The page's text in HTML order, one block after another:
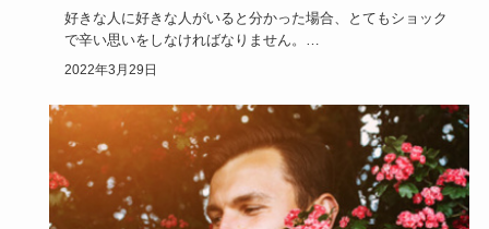
好きな人に好きな人がいると分かった場合、とてもショック
で辛い思いをしなければなりません。
諦めて次の恋を探す前に「当たっ…
2022年3月29日